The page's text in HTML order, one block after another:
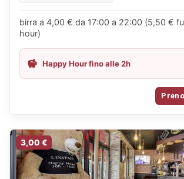
birra a 4,00 € da 17:00 a 22:00 (5,50 €
hour)
Happy Hour fino alle 2h
3,00 €